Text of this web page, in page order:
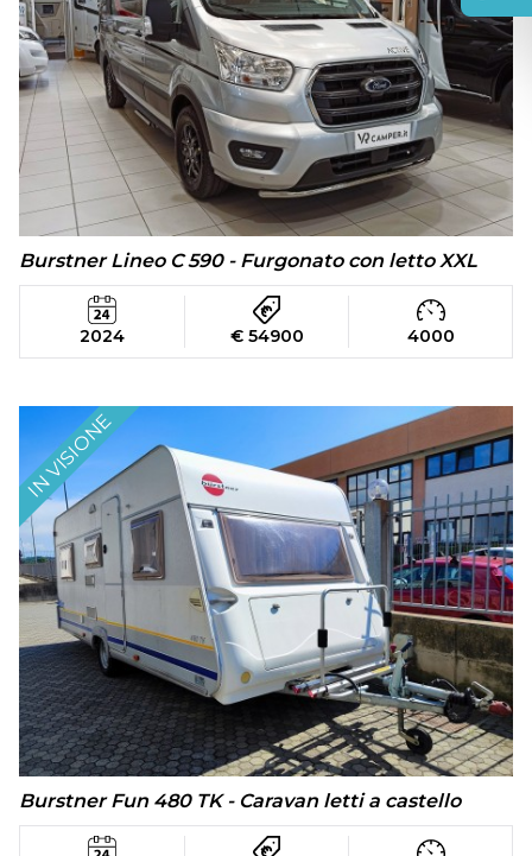
Burstner Lineo C 590 - Furgonato con letto XXL
2024 € 54900 4000
IN VISIONE
Burstner Fun 480 TK - Caravan letti a castello